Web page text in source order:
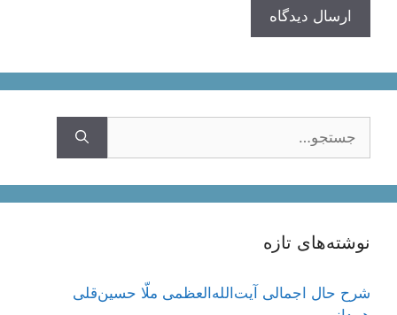
نوشته‌های تازه
شرح حال اجمالی آیت‌الله‌العظمی ملّا حسین‌قلی